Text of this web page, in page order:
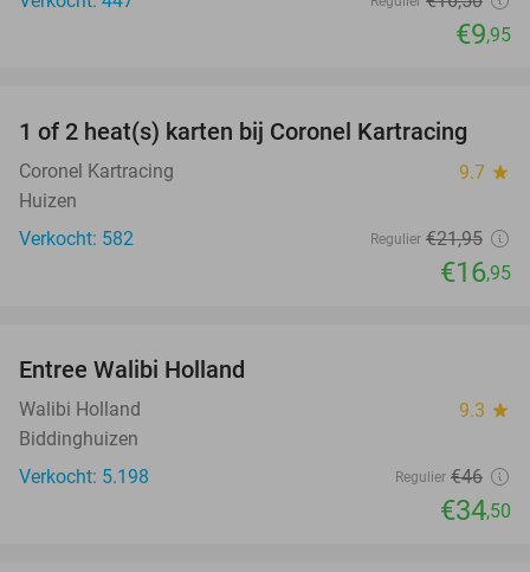
€9,95
23%
1 of 2 heat(s) karten bij Coronel Kartracing
Coronel Kartracing 9.7 star
Huizen
Verkocht: 582
Regulier €21,95
€16,95
Entree Walibi Holland
Walibi Holland 9.3 star
Biddinghuizen
Verkocht: 5.198
Regulier €46
€34,50